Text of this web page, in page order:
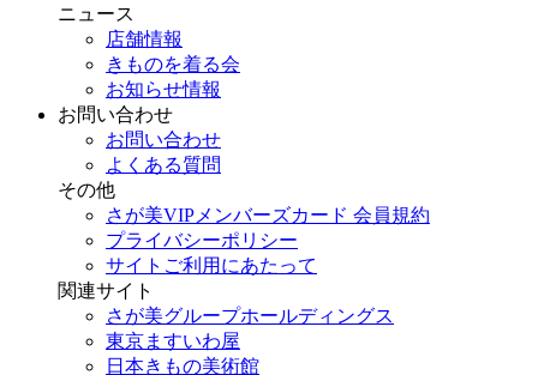
ニュース
店舗情報
きものを着る会
お知らせ情報
お問い合わせ
お問い合わせ
よくある質問
その他
さが美VIPメンバーズカード 会員規約
プライバシーポリシー
サイトご利用にあたって
関連サイト
さが美グループホールディングス
東京ますいわ屋
日本きもの美術館